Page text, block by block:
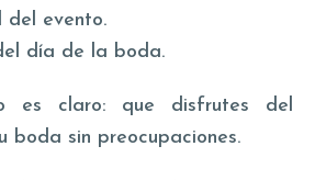
del evento.
día de la boda.
es claro: que disfrutes del
boda sin preocupaciones.